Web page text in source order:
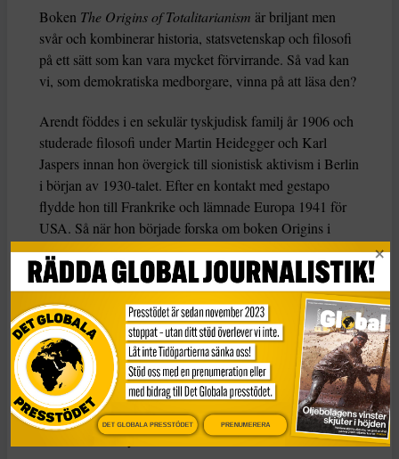
Boken The Origins of Totalitarianism är briljant men
svår och kombinerar historia, statsvetenskap och filosofi
på ett sätt som kan vara mycket förvirrande. Så vad kan
vi, som demokratiska medborgare, vinna på att läsa den?
Arendt föddes i en sekulär tyskjudisk familj år 1906 och
studerade filosofi under Martin Heidegger och Karl
Jaspers innan hon övergick till sionistisk aktivism i Berlin
i början av 1930-talet. Efter en kontakt med gestapo
flydde hon till Frankrike och lämnade Europa 1941 för
USA. Så när hon började forska om boken Origins i
början av 1940-talet var hon inte främmande för
totalitarism.
Totalitarism, menade hon, var en radikalt ny
regeringsform som utmärkte sig genom sin ideologiska
uppfattning om historia. För nazisterna var historia en
krock mellan raser; för stalinismen var det en klasskamp.
Hur som helst försökte totalitära ledare verkställa
historiska ”lagar” genom att med våld omforma de
människor de styrde.
DET GLOBALA PRESSTÖDET PRENUMERERA